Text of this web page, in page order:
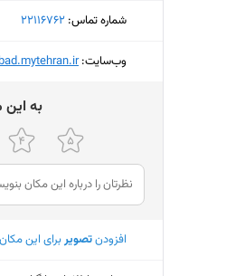
شماره تماس: ‎22116762
وب‌سایت:
ﺑﻪ اﯾﻦ
افزودنتصویربرای این مکان